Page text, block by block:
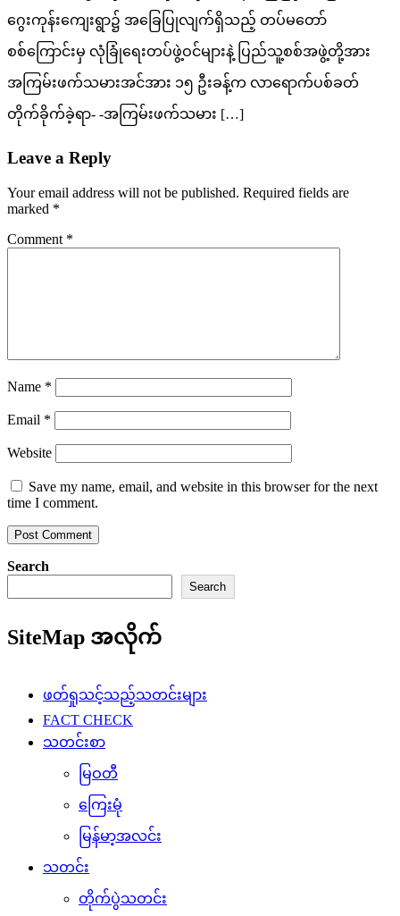
ဂွေးကုန်းကျေးရွာ၌ အခြေပြုလျက်ရှိသည့် တပ်မတော်
စစ်ကြောင်းမှ လုံခြုံရေးတပ်ဖွဲ့ဝင်များနဲ့ ပြည်သူ့စစ်အဖွဲ့တို့အား
အကြမ်းဖက်သမားအင်အား ၁၅ ဦးခန့်က လာရောက်ပစ်ခတ်
တိုက်ခိုက်ခဲ့ရာ- -အကြမ်းဖက်သမား […]
Leave a Reply
Your email address will not be published. Required fields are
marked *
Comment *
Name *
Email *
Website
Save my name, email, and website in this browser for the next
time I comment.
Search
Search
SiteMap အလိုက်
ဖတ်ရှုသင့်သည့်သတင်းများ
FACT CHECK
သတင်းစာ
မြဝတီ
ကြေးမုံ
မြန်မာ့အလင်း
သတင်း
တိုက်ပွဲသတင်း